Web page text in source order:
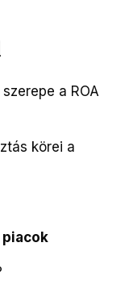
a ROA
körei a